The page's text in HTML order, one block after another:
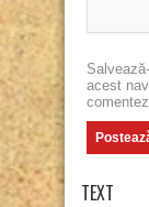
acest
TEXT